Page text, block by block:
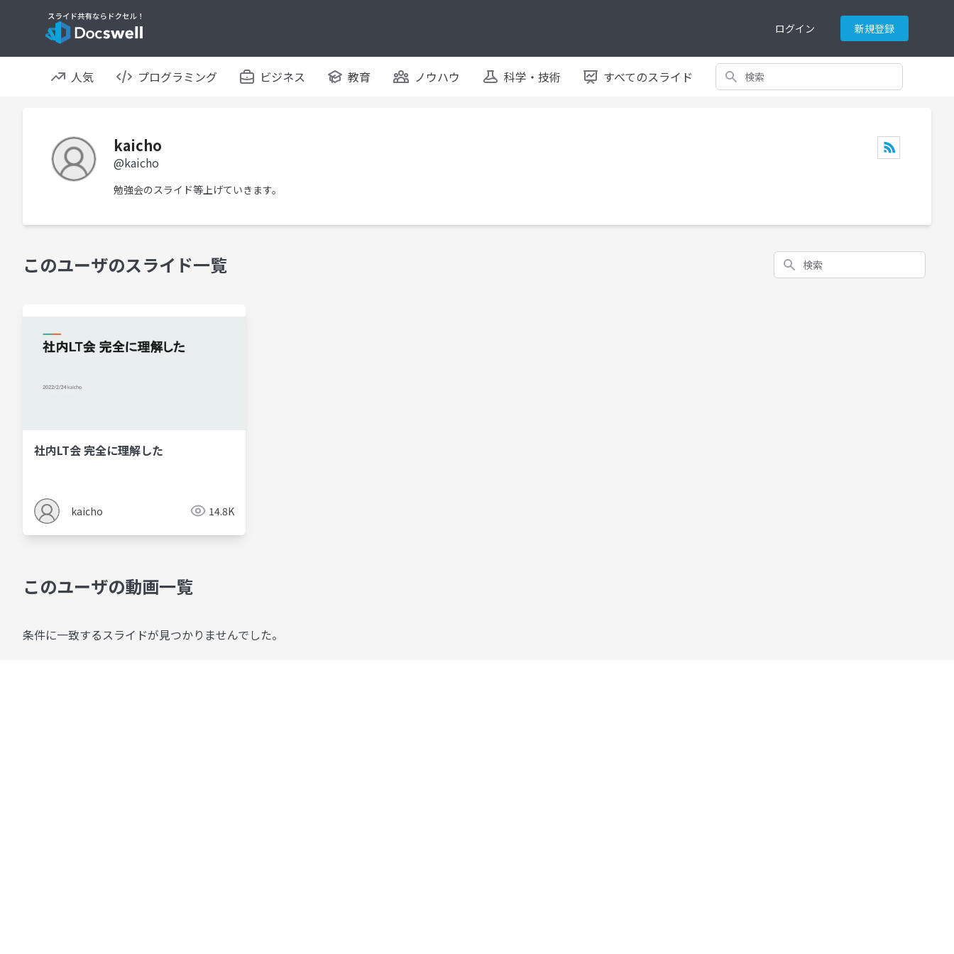
ログイン 新規登録
人気 プログラミング ビジネス 教育 ノウハウ 科学・技術 すべてのスライド 検索
kaicho
@kaicho
勉強会のスライド等上げていきます。
このユーザのスライド一覧 検索
社内LT会 完全に理解した
kaicho 14.8K
このユーザの動画一覧
条件に一致するスライドが見つかりませんでした。